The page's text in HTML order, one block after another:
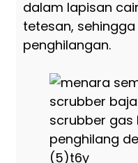
dalam lapisan
tetesan,
penghilangan.